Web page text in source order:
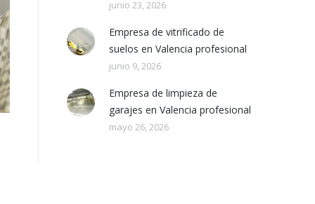
junio 23, 2026
Empresa de vitrificado de
suelos en Valencia profesional
junio 9, 2026
Empresa de limpieza de
garajes en Valencia profesional
mayo 26, 2026